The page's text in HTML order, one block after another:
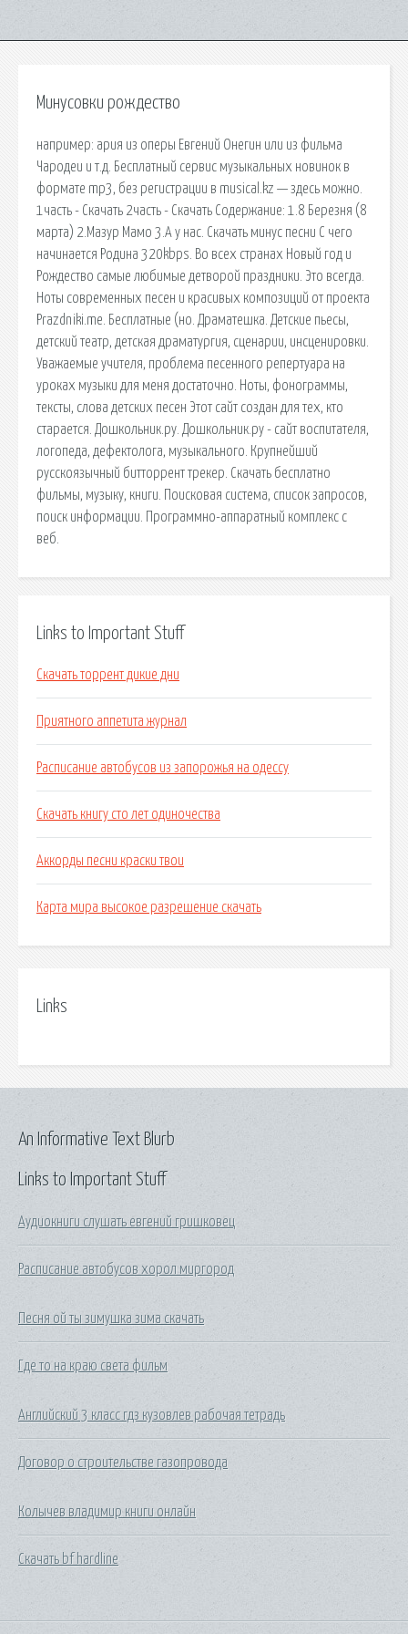
Минусовки рождество
например: ария из оперы Евгений Онегин или из фильма
Чародеи и т.д. Бесплатный сервис музыкальных новинок в
формате mp3, без регистрации в musical.kz — здесь можно.
1часть - Скачать 2часть - Скачать Содержание: 1.8 Березня (8
марта) 2.Мазур Мамо 3.А у нас. Скачать минус песни С чего
начинается Родина 320kbps. Во всех странах Новый год и
Рождество самые любимые детворой праздники. Это всегда.
Ноты современных песен и красивых композиций от проекта
Prazdniki.me. Бесплатные (но. Драматешка. Детские пьесы,
детский театр, детская драматургия, сценарии, инсценировки.
Уважаемые учителя, проблема песенного репертуара на
уроках музыки для меня достаточно. Ноты, фонограммы,
тексты, слова детских песен Этот сайт создан для тех, кто
старается. Дошкольник.ру. Дошкольник.ру - сайт воспитателя,
логопеда, дефектолога, музыкального. Крупнейший
русскоязычный битторрент трекер. Скачать бесплатно
фильмы, музыку, книги. Поисковая сиcтема, список запросов,
поиск информации. Программно-аппаратный комплекс с
веб.
Links to Important Stuff
Скачать торрент дикие дни
Приятного аппетита журнал
Расписание автобусов из запорожья на одессу
Скачать книгу сто лет одиночества
Аккорды песни краски твои
Карта мира высокое разрешение скачать
Links
Links to Important Stuff
Аудиокниги слушать евгений гришковец
Расписание автобусов хорол миргород
Песня ой ты зимушка зима скачать
Где то на краю света фильм
Английский 3 класс гдз кузовлев рабочая тетрадь
Договор о строительстве газопровода
Колычев владимир книги онлайн
Скачать bf hardline
An Informative Text Blurb